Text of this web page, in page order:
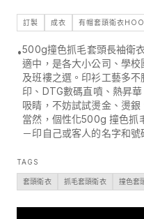
訂製 成衣 有帽套頭衛衣
•500g撞色抓毛套頭長袖衛
適中，是各大小公司、學
及班褸之選。印衫工藝多
印、DTG數碼直噴、熱昇
吸睛，不妨試試燙金、燙
當然，個性化500g 撞色抓
－印自己或客人的名字和號
TAGS
套頭衛衣 抓毛套頭衛衣 撞色套